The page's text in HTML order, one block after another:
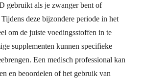
gebruikt als je zwanger bent of
deze bijzondere periode in het
om de juiste voedingsstoffen in te
supplementen kunnen specifieke
Een medisch professional kan
en beoordelen of het gebruik van